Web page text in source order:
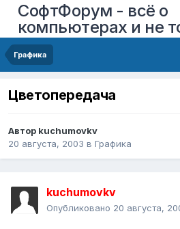
СофтФорум - всё о
компьютерах и не
Графика
Цветопередача
Автор kuchumovkv
20 августа, 2003 в Графика
kuchumovkv
Опубликовано 20 августа,